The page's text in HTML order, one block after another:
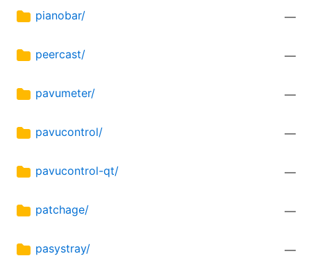
pianobar/ —
peercast/ —
pavumeter/ —
pavucontrol/ —
pavucontrol-qt/ —
patchage/ —
pasystray/ —